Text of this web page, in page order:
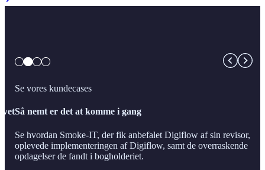
Se vores kundecases
Så nemt er det at komme i gang
Se hvordan Smoke-IT, der fik anbefalet Digiflow af sin revisor,
oplevede implementeringen af Digiflow, samt de overraskende
opdagelser de fandt i bogholderiet.